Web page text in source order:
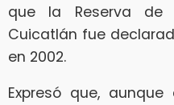
que la Reserva de
Cuicatlán fue
en 2002.
Expresó que,